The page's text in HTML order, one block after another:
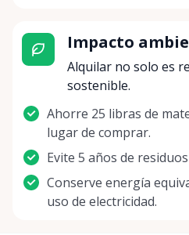
Impacto
Alquilar no solo es
sostenible.
Ahorre 25 libras de
lugar de comprar.
Evite 5 años de
Conserve energía
uso de electricidad.